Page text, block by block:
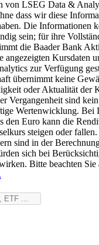
von LSEG Data &
dass wir diese
Die Informationen
sein; für ihre
die Baader Bank
Kursdaten
zur Verfügung
übernimmt keine
oder Aktualität der
Vergangenheit sind
Wertenwicklung. Bei
den Euro kann die
steigen oder
sind in der
sich bei
Bitte beachten Sie